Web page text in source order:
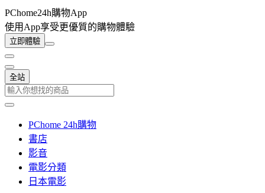
PChome24h購物App
使用App享受更優質的購物體驗
立即體驗
全站
PChome 24h購物
書店
影音
電影分類
日本電影